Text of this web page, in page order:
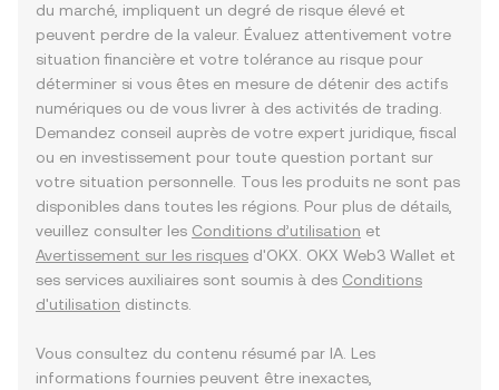
du marché, impliquent un degré de risque élevé et
peuvent perdre de la valeur. Évaluez attentivement votre
situation financière et votre tolérance au risque pour
déterminer si vous êtes en mesure de détenir des actifs
numériques ou de vous livrer à des activités de trading.
Demandez conseil auprès de votre expert juridique, fiscal
ou en investissement pour toute question portant sur
votre situation personnelle. Tous les produits ne sont pas
disponibles dans toutes les régions. Pour plus de détails,
veuillez consulter les Conditions d’utilisation et
Avertissement sur les risques d'OKX. OKX Web3 Wallet et
ses services auxiliaires sont soumis à des Conditions
d'utilisation distincts.
Vous consultez du contenu résumé par IA. Les
informations fournies peuvent être inexactes,